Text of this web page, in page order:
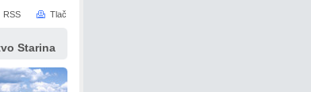
Starina
RSS Tlač